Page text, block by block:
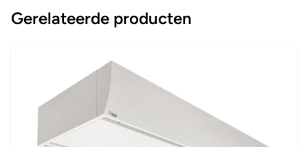
Gerelateerde producten